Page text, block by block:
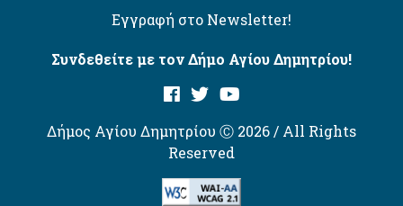
Εγγραφή στο Newsletter!
Συνδεθείτε με τον Δήμο Αγίου Δημητρίου!
Δήμος Αγίου Δημητρίου Ⓒ 2026 / All Rights
Reserved